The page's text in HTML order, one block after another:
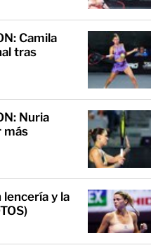
Camila
tras
Nuria
más
lencería y la